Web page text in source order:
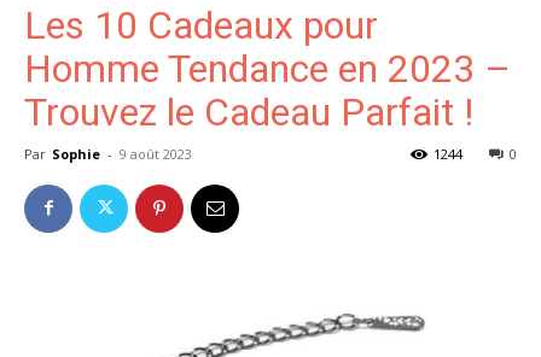
Cadeaux
Les 10 Cadeaux pour
Homme Tendance en 2023 –
Trouvez le Cadeau Parfait !
Par Sophie - 9 août 2023 0
1244